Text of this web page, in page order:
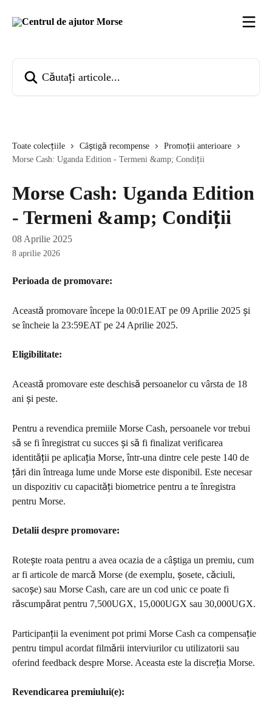
Toate colecțiile Câștigă recompense
Promoții anterioare
Morse Cash: Uganda Edition - Termeni &amp; Condiții
Morse Cash: Uganda Edition
- Termeni &amp; Condiții
08 Aprilie 2025
8 aprilie 2026
Perioada de promovare:
Această promovare începe la 00:01EAT pe 09 Aprilie 2025 și
se încheie la 23:59EAT pe 24 Aprilie 2025.
Eligibilitate:
Această promovare este deschisă persoanelor cu vârsta de 18
ani și peste.
Pentru a revendica premiile Morse Cash, persoanele vor trebui
să se fi înregistrat cu succes și să fi finalizat verificarea
identității pe aplicația Morse, într-una dintre cele peste 140 de
țări din întreaga lume unde Morse este disponibil. Este necesar
un dispozitiv cu capacități biometrice pentru a te înregistra
pentru Morse.
Detalii despre promovare:
Rotește roata pentru a avea ocazia de a câștiga un premiu, cum
ar fi articole de marcă Morse (de exemplu, șosete, căciuli,
sacoșe) sau Morse Cash, care are un cod unic ce poate fi
răscumpărat pentru 7,500UGX, 15,000UGX sau 30,000UGX.
Participanții la eveniment pot primi Morse Cash ca compensație
pentru timpul acordat filmării interviurilor cu utilizatorii sau
oferind feedback despre Morse. Aceasta este la discreția Morse.
Revendicarea premiului(e):